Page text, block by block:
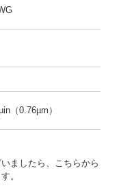
（0.76µm）
ましたら、こちらから
。